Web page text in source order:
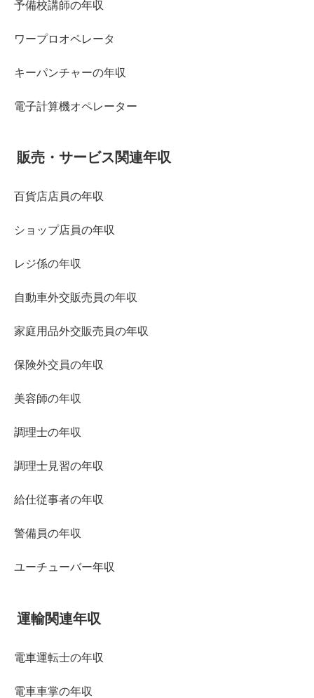
予備校講師の年収
ワープロオペレータ
キーパンチャーの年収
電子計算機オペレーター
販売・サービス関連年収
百貨店店員の年収
ショップ店員の年収
レジ係の年収
自動車外交販売員の年収
家庭用品外交販売員の年収
保険外交員の年収
美容師の年収
調理士の年収
調理士見習の年収
給仕従事者の年収
警備員の年収
ユーチューバー年収
運輸関連年収
電車運転士の年収
電車車掌の年収